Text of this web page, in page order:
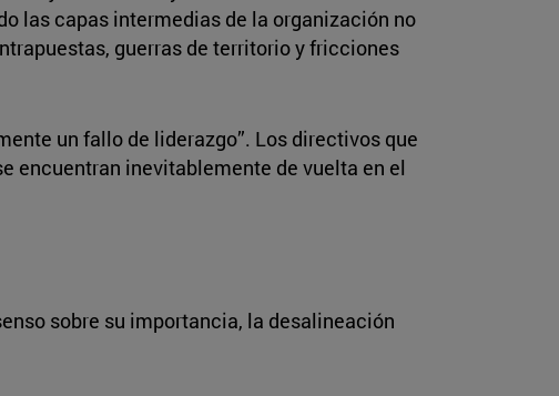
las capas intermedias de la organización no
guerras de territorio y fricciones
un fallo de liderazgo”. Los directivos que
encuentran inevitablemente de vuelta en el
sobre su importancia, la desalineación